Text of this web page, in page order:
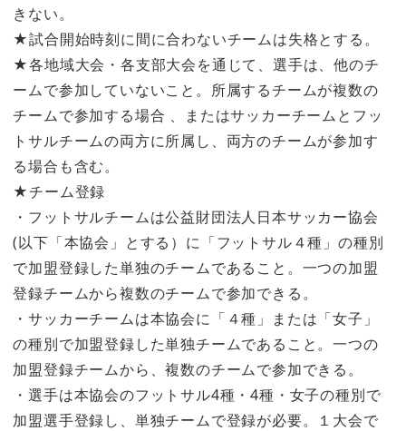
きない。
★試合開始時刻に間に合わないチームは失格とする。
★各地域大会・各支部大会を通じて、選手は、他のチ
ームで参加していないこと。所属するチームが複数の
チームで参加する場合 、またはサッカーチームとフッ
トサルチームの両方に所属し、両方のチームが参加す
る場合も含む。
★チーム登録
・フットサルチームは公益財団法人日本サッカー協会
(以下「本協会」とする）に「フットサル４種」の種別
で加盟登録した単独のチームであること。一つの加盟
登録チームから複数のチームで参加できる。
・サッカーチームは本協会に「４種」または「女子」
の種別で加盟登録した単独チームであること。一つの
加盟登録チームから、複数のチームで参加できる。
・選手は本協会のフットサル4種・4種・女子の種別で
加盟選手登録し、単独チームで登録が必要。１大会で